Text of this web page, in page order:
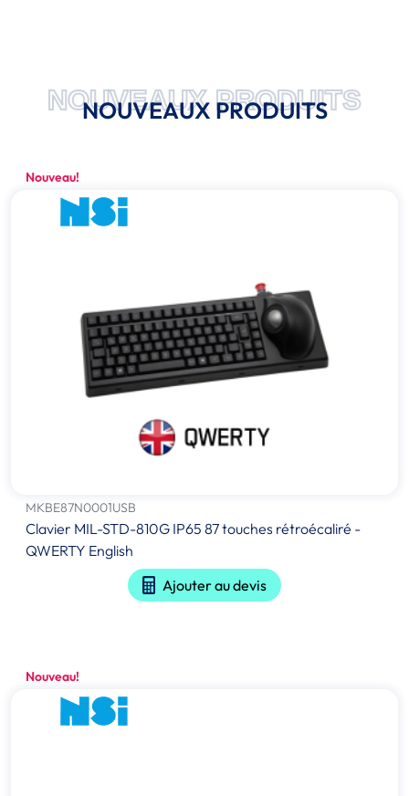
NOUVEAUX PRODUITS
NOUVEAUX PRODUITS
Nouveau!
MKBE87N0001USB
Clavier MIL-STD-810G IP65 87 touches rétroécaliré -
QWERTY English
Ajouter au devis
Nouveau!